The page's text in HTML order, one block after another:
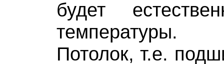
будет
температуры.
Потолок, т.е.